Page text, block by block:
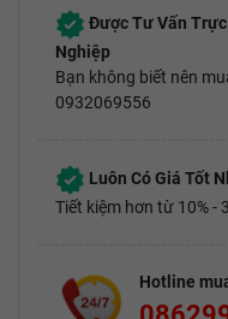
Được Tư Vấn Trực
Nghiệp
Bạn không biết nên
0932069556
Luôn Có Giá Tốt
Tiết kiệm hơn từ 10% -
Hotline